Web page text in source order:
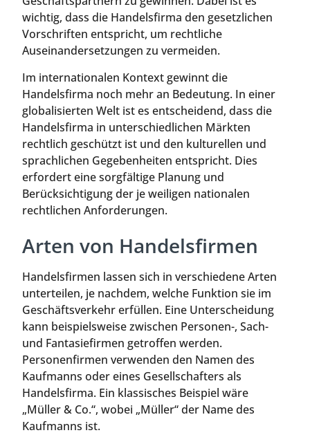
wichtig, dass die Handelsfirma den gesetzlichen
Vorschriften entspricht, um rechtliche
Auseinandersetzungen zu vermeiden.
Im internationalen Kontext gewinnt die
Handelsfirma noch mehr an Bedeutung. In einer
globalisierten Welt ist es entscheidend, dass die
Handelsfirma in unterschiedlichen Märkten
rechtlich geschützt ist und den kulturellen und
sprachlichen Gegebenheiten entspricht. Dies
erfordert eine sorgfältige Planung und
Berücksichtigung der je weiligen nationalen
rechtlichen Anforderungen.
Arten von Handelsfirmen
Handelsfirmen lassen sich in verschiedene Arten
unterteilen, je nachdem, welche Funktion sie im
Geschäftsverkehr erfüllen. Eine Unterscheidung
kann beispielsweise zwischen Personen-, Sach-
und Fantasiefirmen getroffen werden.
Personenfirmen verwenden den Namen des
Kaufmanns oder eines Gesellschafters als
Handelsfirma. Ein klassisches Beispiel wäre
„Müller & Co.“, wobei „Müller“ der Name des
Kaufmanns ist.